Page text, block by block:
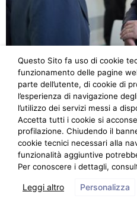
Questo Sito fa uso di cookie
funzionamento delle pagine
parte dell’utente, di cookie di
l’esperienza di navigazione
l’utilizzo dei servizi messi a
Accetta tutti i cookie si
profilazione. Chiudendo il
cookie tecnici necessari alla
funzionalità aggiuntive
Per conoscere i dettagli,
Leggi altro Personalizza